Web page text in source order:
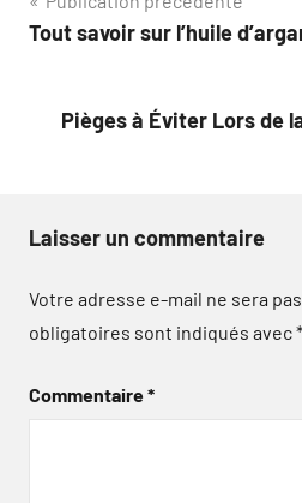
de
Tout savoir sur l’huile
Pièges à Éviter Lors de
Laisser un commentaire
Votre adresse e-mail ne sera
obligatoires sont indiqués avec*
Commentaire*